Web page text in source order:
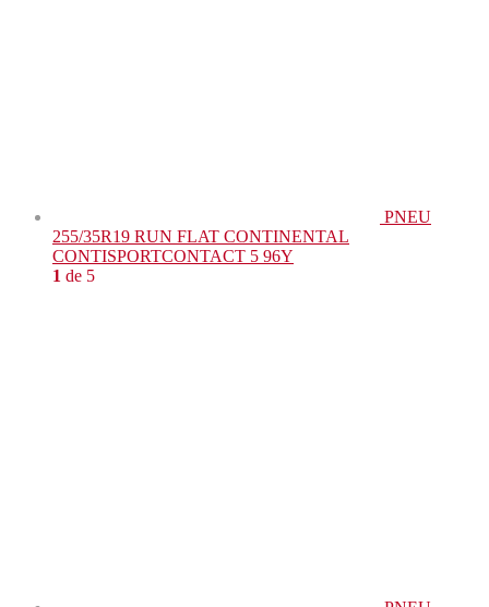
PNEU
255/35R19 RUN FLAT CONTINENTAL
CONTISPORTCONTACT 5 96Y
1 de 5